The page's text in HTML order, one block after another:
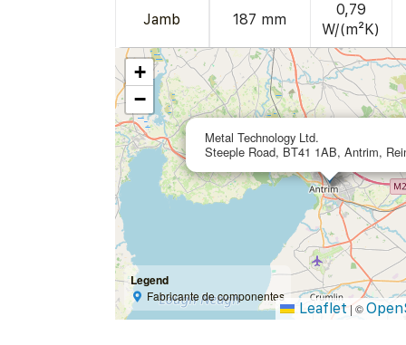
Jamb 187 mm
0,79
W/(m²K)
Metal Technology Ltd.
Steeple Road, BT41 1AB, Antrim,
+
−
Legend
Fabricante de componentes
Leaflet|©